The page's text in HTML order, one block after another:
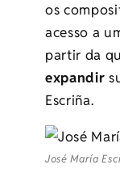
os
acesso a
partir da
expandir
Escriña.
José María